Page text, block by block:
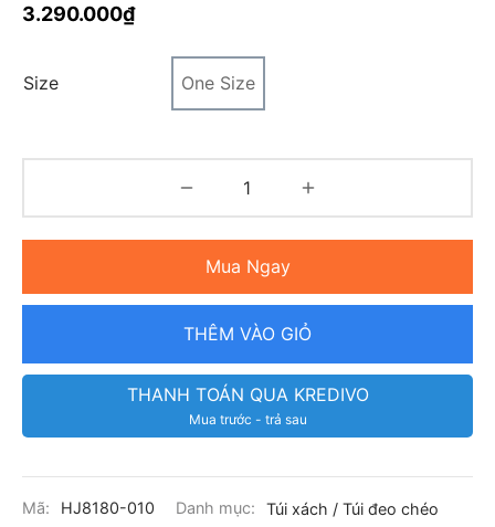
3.290.000₫
Size One Size
Mua Ngay
THÊM VÀO GIỎ
THANH TOÁN QUA KREDIVO
Mua trước - trả sau
Mã: HJ8180-010 Danh mục:
Túi xách / Túi đeo chéo